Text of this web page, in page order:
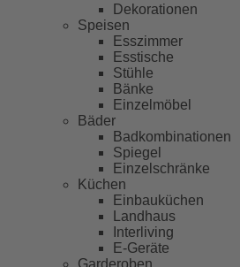
Dekorationen
Speisen
Esszimmer
Esstische
Stühle
Bänke
Einzelmöbel
Bäder
Badkombinationen
Spiegel
Einzelschränke
Küchen
Einbauküchen
Landhaus
Interliving
E-Geräte
Garderoben